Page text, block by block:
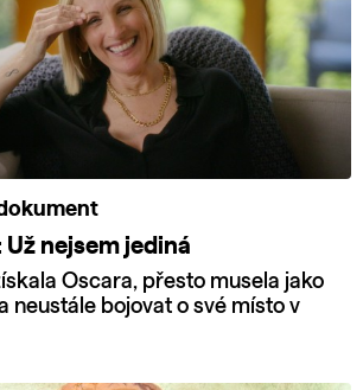
nejsem jediná
Oscara, přesto musela jako
neustále bojovat o své místo v